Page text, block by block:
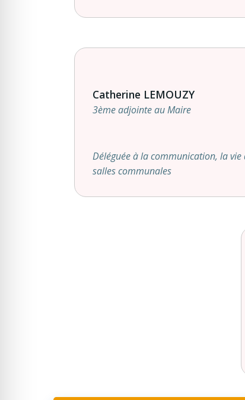
Catherine LEMOUZY
3ème adjointe au Maire
Déléguée à la communication, la
salles communales